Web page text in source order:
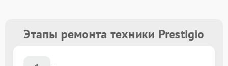
Этапы ремонта техники Prestigio